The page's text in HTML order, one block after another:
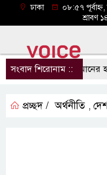
ঢাকা
০৮:৫৭
শ্রাবণ
সংবাদ শিরোনাম ::
তারেক রহমানের হাত
প্রচ্ছদ / অর্থনীতি ,